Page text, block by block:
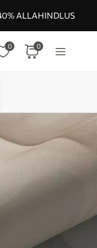
ALLAHINDLUS
0 0